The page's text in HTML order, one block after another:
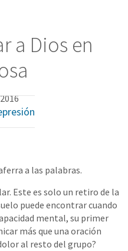
a Dios en
a las palabras.
Este es solo un retiro de la
puede encontrar cuando
mental, su primer
más que una oración
al resto del grupo?